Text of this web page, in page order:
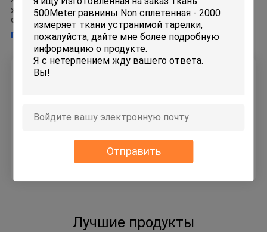
Отправить
желтый цвет/зеленый цвет/синь/красный цвет Ткань Не-
сп
Подробная информация >
500Meter равнины Non
ткани устранимой тарелки
Продолжать
Лучшие продукты